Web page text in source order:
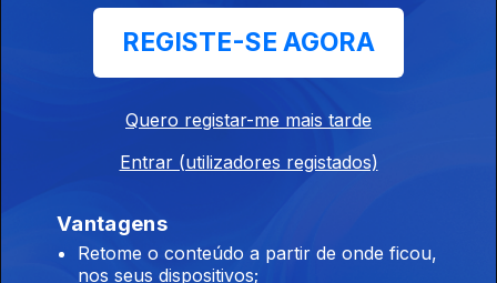
Sol" Patrícia
Luís Filipe
Richard Evans
REGISTE-SE AGORA
Quero registar-me mais tarde
Entrar (utilizadores registados)
Vantagens
Retome o conteúdo a partir de onde ficou,
nos seus dispositivos;